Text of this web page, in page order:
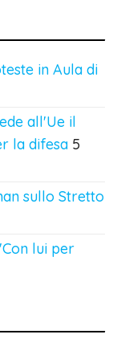
in Aula di
all'Ue il
la difesa 5
sullo Stretto
lui per